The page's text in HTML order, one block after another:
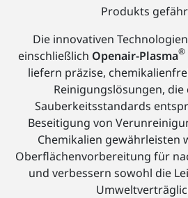
Produkts
Die innovativen
einschließlich Openair-Plasma®
liefern präzise,
Reinigungslösungen,
Sauberkeitsstandards
Beseitigung von
Chemikalien gewährleisten
Oberflächenvorbereitung für
und verbessern sowohl die